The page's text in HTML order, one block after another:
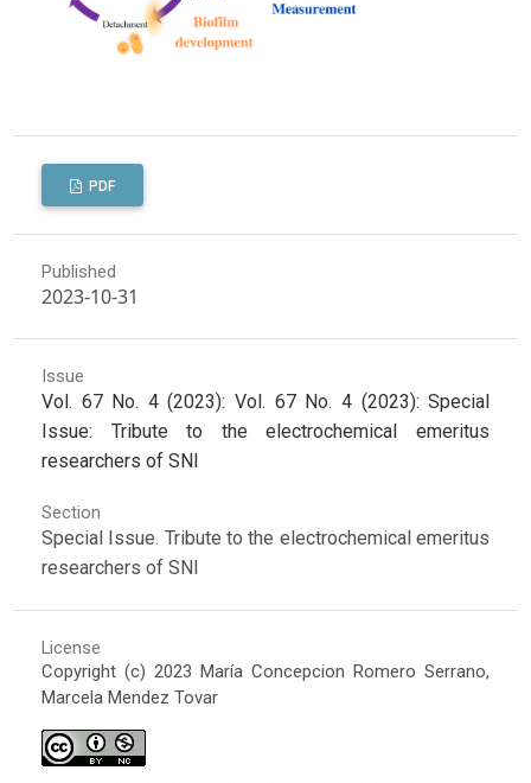
PDF
Published
2023-10-31
Issue
Vol. 67 No. 4 (2023): Vol. 67 No. 4 (2023): Special
Issue: Tribute to the electrochemical emeritus
researchers of SNI
Section
Special Issue. Tribute to the electrochemical emeritus
researchers of SNI
License
Copyright (c) 2023 María Concepcion Romero Serrano,
Marcela Mendez Tovar